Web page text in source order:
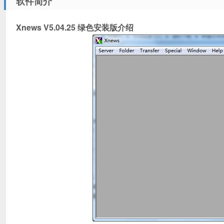
Xnews V5.04.25 绿色安装版介绍